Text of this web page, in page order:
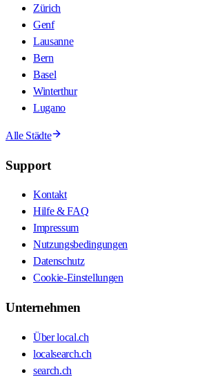
Zürich
Genf
Lausanne
Bern
Basel
Winterthur
Lugano
Alle Städte
Support
Kontakt
Hilfe & FAQ
Impressum
Nutzungsbedingungen
Datenschutz
Cookie-Einstellungen
Unternehmen
Über local.ch
localsearch.ch
search.ch